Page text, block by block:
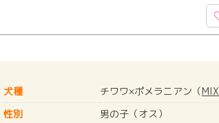
犬種 チワワ×ポメラニアン（MIX
性別
男の子（オス）